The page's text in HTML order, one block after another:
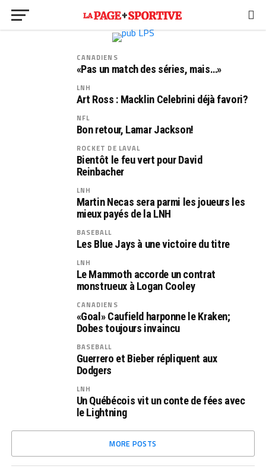
CANADIENS
«Pas un match des séries, mais…»
LNH
Art Ross : Macklin Celebrini déjà favori?
NFL
Bon retour, Lamar Jackson!
ROCKET DE LAVAL
Bientôt le feu vert pour David
Reinbacher
LNH
Martin Necas sera parmi les joueurs les
mieux payés de la LNH
BASEBALL
Les Blue Jays à une victoire du titre
LNH
Le Mammoth accorde un contrat
monstrueux à Logan Cooley
CANADIENS
«Goal» Caufield harponne le Kraken;
Dobes toujours invaincu
BASEBALL
Guerrero et Bieber répliquent aux
Dodgers
LNH
Un Québécois vit un conte de fées avec
le Lightning
MORE POSTS